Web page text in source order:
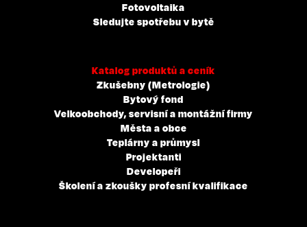
Fotovoltaika
Sledujte spotřebu v bytě
Katalog produktů a ceník
Zkušebny (Metrologie)
Bytový fond
Velkoobchody, servisní a montážní firmy
Města a obce
Teplárny a průmysl
Projektanti
Developeři
Školení a zkoušky profesní kvalifikace